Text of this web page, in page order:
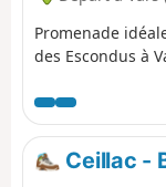
Promenade
des Escondus à
Ceillac -